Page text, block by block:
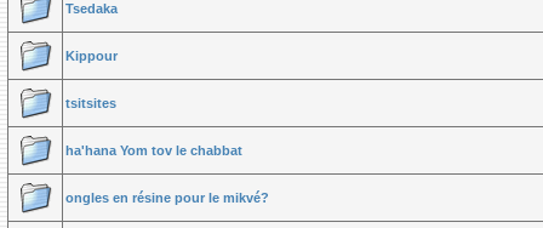
Tsedaka
Kippour
tsitsites
ha'hana Yom tov le chabbat
ongles en résine pour le mikvé?